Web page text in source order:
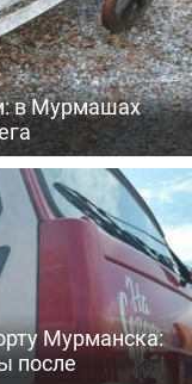
в Мурмашах
Мурманска:
после